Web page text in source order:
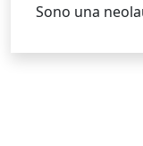
Sono una
umana, e
materie: